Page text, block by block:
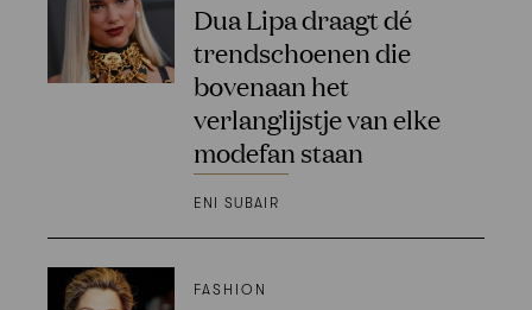
Dua Lipa draagt dé
trendschoenen die
bovenaan het
verlanglijstje van elke
modefan staan
ENI SUBAIR
FASHION